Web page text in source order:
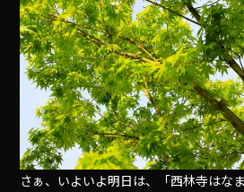
さぁ、いよいよ明日は、「西林寺はな